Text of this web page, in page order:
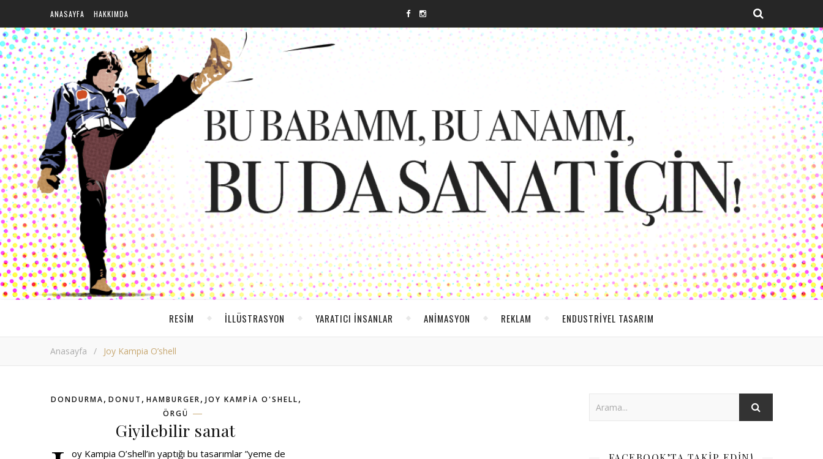
ANASAYFA HAKKIMDA
RESIM ILLÜSTRASYON YARATICI INSANLAR ANIMASYON REKLAM ENDUSTRIYEL TASARIM
Anasayfa / Joy Kampia O’shell
DONDURMA, DONUT , HAMBURGER, JOY KAMPIA O'SHELL,
ÖRGÜ
Giyilebilir sanat
oy Kampia O’shell’in yaptığı bu tasarımlar ”yeme de